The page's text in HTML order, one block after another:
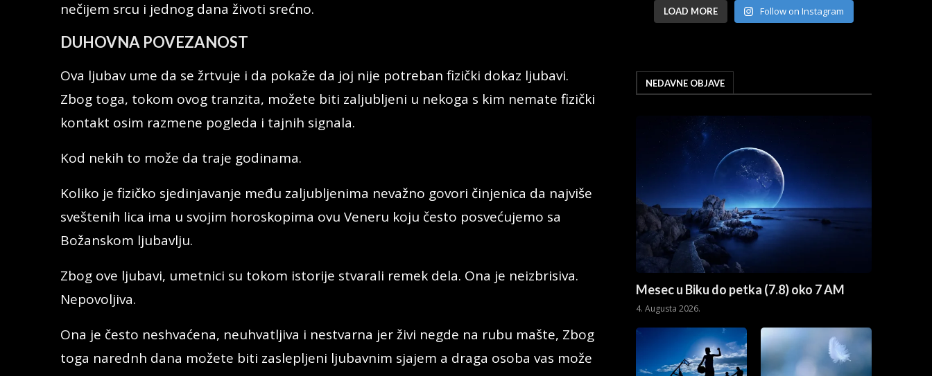
nečijem srcu i jednog dana životi srećno.
DUHOVNA POVEZANOST
Ova ljubav ume da se žrtvuje i da pokaže da joj nije potreban fizički dokaz ljubavi.
Zbog toga, tokom ovog tranzita, možete biti zaljubljeni u nekoga s kim nemate fizički
kontakt osim razmene pogleda i tajnih signala.
Kod nekih to može da traje godinama.
Koliko je fizičko sjedinjavanje među zaljubljenima nevažno govori činjenica da najviše
sveštenih lica ima u svojim horoskopima ovu Veneru koju često posvećujemo sa
Božanskom ljubavlju.
Zbog ove ljubavi, umetnici su tokom istorije stvarali remek dela. Ona je neizbrisiva.
Nepovoljiva.
Ona je često neshvaćena, neuhvatljiva i nestvarna jer živi negde na rubu mašte, Zbog
toga narednh dana možete biti zaslepljeni ljubavnim sjajem a draga osoba vas može
LOAD MORE Follow on Instagram
NEDAVNE OBJAVE
Mesec u Biku do petka (7.8) oko 7 AM
4. Augusta 2026.